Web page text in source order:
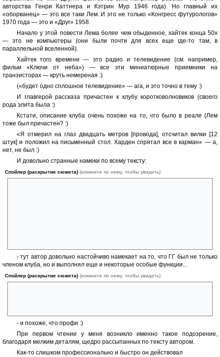
авторства Генри Каттнера и Кэтрин Мур 1946 года). Но главный их
«оборванец» — это все таки Лем. И это не только «Конгресс футурологов»
1970 года — это и «Друг» 1958.
Начало у этой повести Лема более чем обыденное, хайтек конца 50х
— это не компьютеры (они были почти для всех еще где-то там, в
параллельной вселенной).
Хайтек того времени — это радио и телевидение (см. например,
фильм «Ключи от неба») — все эти миниатюрные приемники на
транзисторах — круть немереная :)
(«будет одно сплошное телевидение» — ага, и это точно в тему :)
И главгерой рассказа причастен к клубу коротковолновиков (своего
рода элита была :)
Кстати, описание клуба очень похоже на то, что было в реале (Лем
тоже был причастен? :)
«Я отмерил на глаз двадцать метров [провода], отсчитал вилки [12
штук] и положил на письменный стол. Харден спрятал все в карман» — а,
нет, не был :)
И довольно странные намеки по всему тексту:
Спойлер (раскрытие сюжета) (кликните по нему, чтобы увидеть)
- тут автор довольно настойчиво намекает на то, что ГГ был не только
членом клуба, но и выполнял еще и некоторые особые функции...
Спойлер (раскрытие сюжета) (кликните по нему, чтобы увидеть)
- и похоже, что профи :)
При первом чтении у меня возникло именно такое подозрение,
благодаря мелким деталям, щедро рассыпанных по тексту автором.
Как-то слишком профессионально и быстро он действовал